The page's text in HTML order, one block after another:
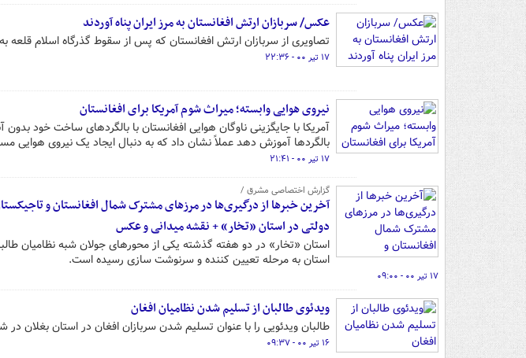
عکس/ سربازان ارتش افغانستان به مرز ایران پناه آوردند
تصاویری از سربازان ارتش افغانستان که پس از سقوط گذرگاه اسلام قلعه به
۱۷ تیر ۰۰ - ۲۲:۳۶
نیروی هوایی وابسته؛ میراث شوم آمریکا برای افغانستان
آمریکا با جایگزینی ناوگان هوایی افغانستان با بالگردهای ساخت خود بدون
بالگردها آموزش دهد عملاً نشان داد که به دنبال ایجاد یک نیروی هوایی
۱۷ تیر ۰۰ - ۲۱:۴۱
گزارش اختصاصی مشرق /
آخرین خبرها از درگیری‌ها در مرزهای مشترک شمال افغانستان و
دولتی در استان «تخار» + نقشه میدانی و عکس
استان «تخار» در دو هفته گذشته یکی از محورهای جولان شبه نظامیان
استان به مرحله تعیین کننده و سرنوشت سازی رسیده است.
۱۷ تیر ۰۰ - ۰۹:۰۰
ویدئوی طالبان از تسلیم شدن نظامیان افغان
طالبان ویدئویی را با عنوان تسلیم شدن سربازان افغان در استان بغلان در
۱۶ تیر ۰۰ - ۰۹:۳۷